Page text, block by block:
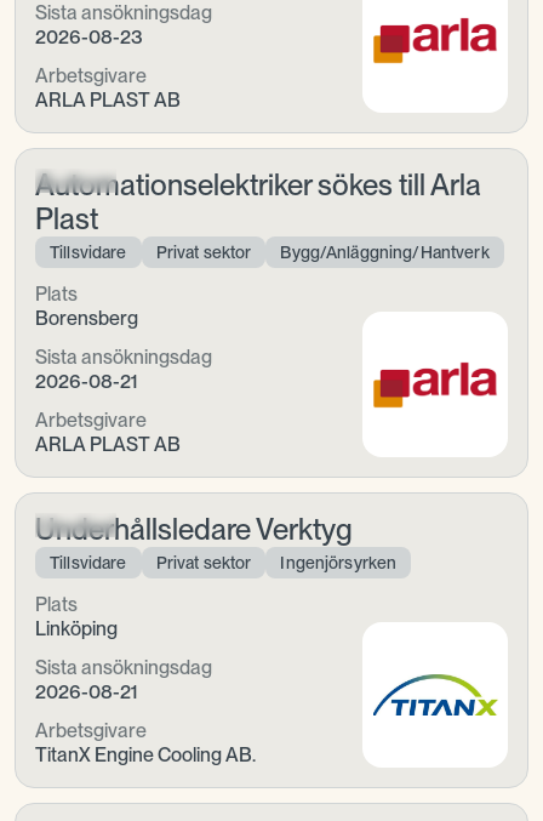
Sista ansökningsdag
2026-08-23
Arbetsgivare
ARLA PLAST AB
Automationselektriker sökes till Arla
Plast
Tillsvidare Privat sektor Bygg/Anläggning/Hantverk
Plats
Borensberg
Sista ansökningsdag
2026-08-21
Arbetsgivare
ARLA PLAST AB
Underhållsledare Verktyg
Tillsvidare Privat sektor Ingenjörsyrken
Plats
Linköping
Sista ansökningsdag
2026-08-21
Arbetsgivare
TitanX Engine Cooling AB.